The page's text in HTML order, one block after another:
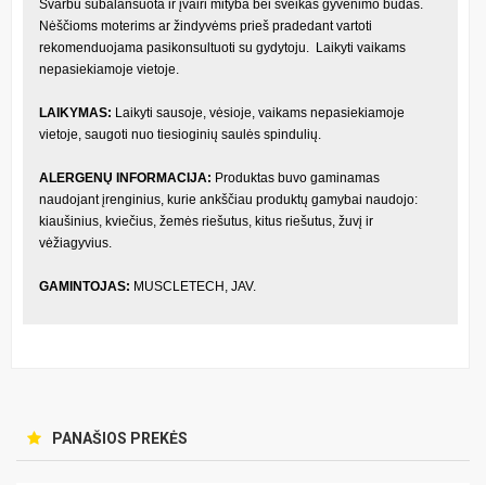
Svarbu subalansuota ir įvairi mityba bei sveikas gyvenimo būdas.
Nėščioms moterims ar žindyvėms prieš pradedant vartoti
rekomenduojama pasikonsultuoti su gydytoju. Laikyti vaikams
nepasiekiamoje vietoje.
LAIKYMAS: Laikyti sausoje, vėsioje, vaikams nepasiekiamoje
vietoje, saugoti nuo tiesioginių saulės spindulių.
ALERGENŲ INFORMACIJA: Produktas buvo gaminamas
naudojant įrenginius, kurie ankščiau produktų gamybai naudojo:
kiaušinius, kviečius, žemės riešutus, kitus riešutus, žuvį ir
vėžiagyvius.
GAMINTOJAS: MUSCLETECH, JAV.
PANAŠIOS PREKĖS